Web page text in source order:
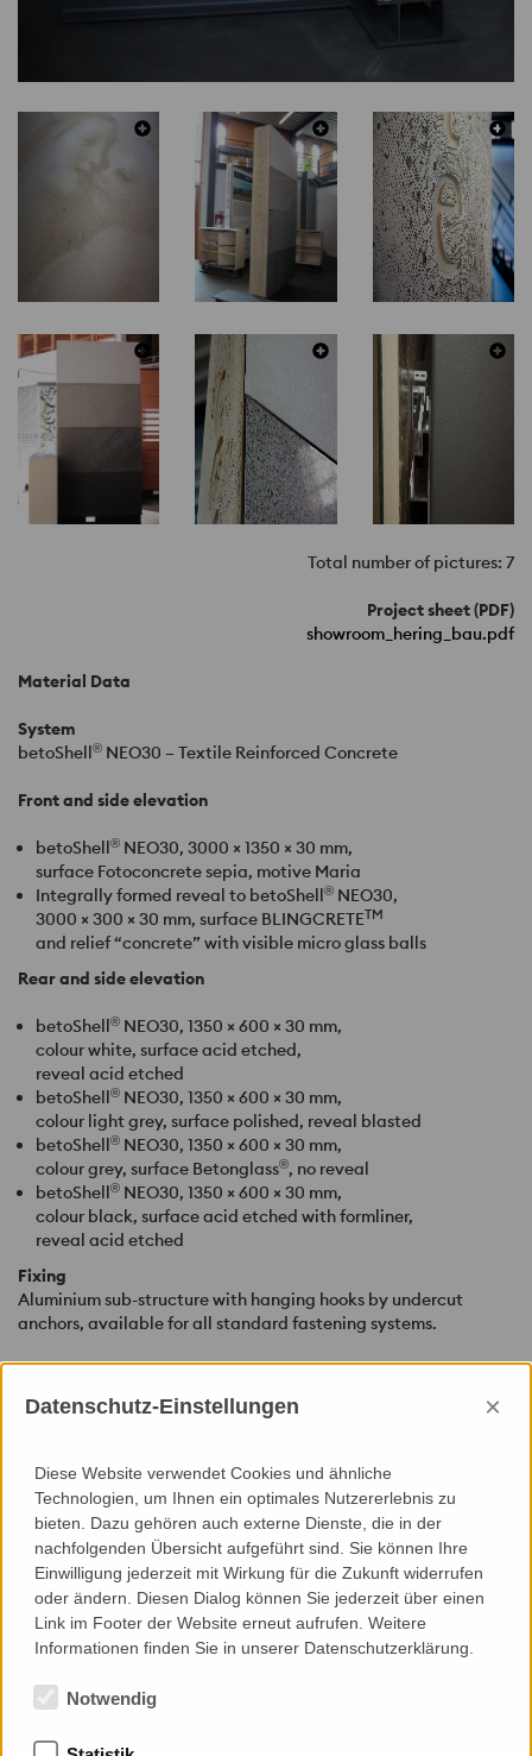
Total number of pictures: 7
Project sheet (PDF)
showroom_hering_bau.pdf
Material Data
System
betoShell® NEO30 – Textile Reinforced Concrete
Front and side elevation
betoShell® NEO30, 3000 × 1350 × 30 mm,
surface Fotoconcrete sepia, motive Maria
Integrally formed reveal to betoShell® NEO30,
3000 × 300 × 30 mm, surface BLINGCRETETM
and relief “concrete” with visible micro glass balls
Rear and side elevation
betoShell® NEO30, 1350 × 600 × 30 mm,
colour white, surface acid etched,
reveal acid etched
betoShell® NEO30, 1350 × 600 × 30 mm,
colour light grey, surface polished, reveal blasted
betoShell® NEO30, 1350 × 600 × 30 mm,
colour grey, surface Betonglass®, no reveal
betoShell® NEO30, 1350 × 600 × 30 mm,
colour black, surface acid etched with formliner,
reveal acid etched
Fixing
Aluminium sub-structure with hanging hooks by undercut
anchors, available for all standard fastening systems.
Characteristics
Due to the textile reinforced concrete elements and the special
concrete mix, high bending- and tensile strengths and impact
architectural concrete cladding, which are absolutely equal to
architectural precast concrete facades in respect to their
optical and haptical appearance. Textile reinforced concrete
is distinguished by environmentally-friendly and resource-
saving production, individual production, varied surface
treatment techniques, similar to natural stone, large-size
panels with betoShell® XXLup to 6000 × 3000 mm possible.
Back to Index
Datenschutz-Einstellungen ×
Diese Website verwendet Cookies und ähnliche
Technologien, um Ihnen ein optimales Nutzererlebnis zu
bieten. Dazu gehören auch externe Dienste, die in der
nachfolgenden Übersicht aufgeführt sind. Sie können Ihre
Einwilligung jederzeit mit Wirkung für die Zukunft widerrufen
oder ändern. Diesen Dialog können Sie jederzeit über einen
Link im Footer der Website erneut aufrufen. Weitere
Informationen finden Sie in unserer Datenschutzerklärung.
Notwendig